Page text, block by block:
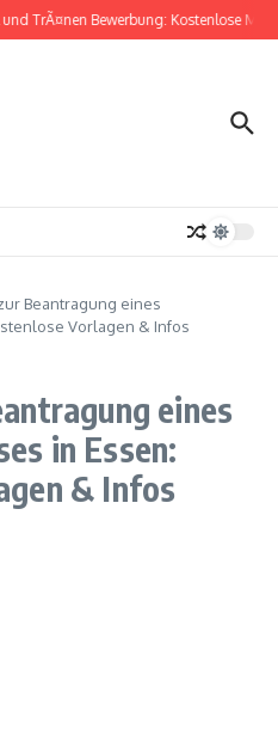
TrÃ¤nen Bewerbung: Kostenlose
Beantragung eines
Vorlagen & Infos
eines
in Essen:
& Infos